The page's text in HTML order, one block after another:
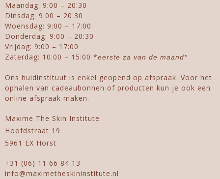
Maandag: 9:00 – 20:30
Dinsdag: 9:00 – 20:30
Woensdag: 9:00 – 17:00
Donderdag: 9:00 – 20:30
Vrijdag: 9:00 – 17:00
Zaterdag: 10:00 – 15:00 *eerste za van de maand*
Ons huidinstituut is enkel geopend op afspraak. Voor het
ophalen van cadeaubonnen of producten kun je ook een
online afspraak maken.
Maxime The Skin Institute
Hoofdstraat 19
5961 EX Horst
+31 (06) 11 66 84 13
info@maximetheskininstitute.nl